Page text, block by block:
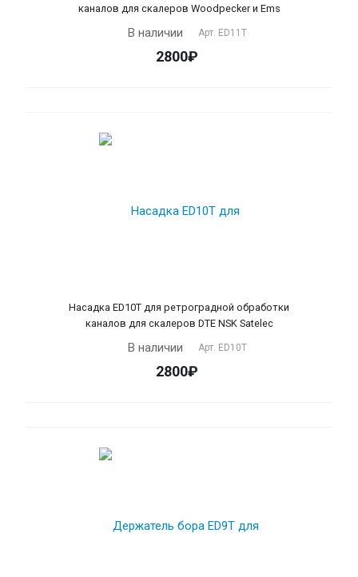
каналов для скалеров Woodpecker и Ems
В наличии Арт. ED11T
2800₽
Насадка ЕD10T для ретроградной обработки
каналов для скалеров DTE NSK Satelec
В наличии Арт. ЕD10T
2800₽